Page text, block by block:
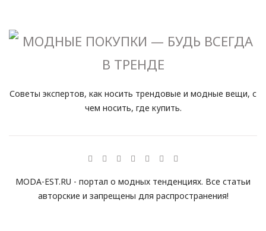
Советы экспертов, как носить трендовые и модные вещи, с
чем носить, где купить.
MODA-EST.RU - портал о модных тенденциях. Все статьи
авторские и запрещены для распространения!